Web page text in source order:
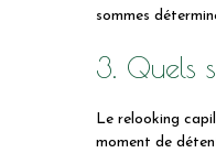
sommes
3. Quels
Le relooking
moment de